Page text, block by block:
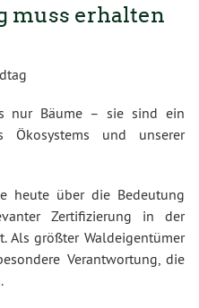
muss erhalten
nur Bäume – sie sind ein
Ökosystems und unserer
heute über die Bedeutung
Zertifizierung in der
Als größter Waldeigentümer
Verantwortung, die